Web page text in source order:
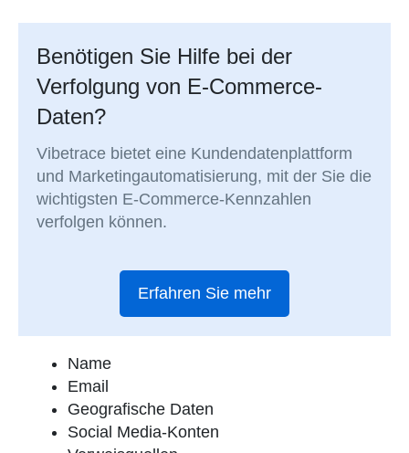
Benötigen Sie Hilfe bei der
Verfolgung von E-Commerce-
Daten?
Vibetrace bietet eine Kundendatenplattform
und Marketingautomatisierung, mit der Sie die
wichtigsten E-Commerce-Kennzahlen
verfolgen können.
Erfahren Sie mehr
Name
Email
Geografische Daten
Social Media-Konten